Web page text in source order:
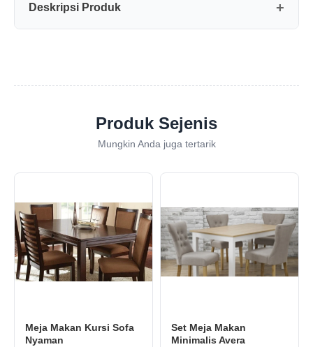
Deskripsi Produk
Produk Sejenis
Mungkin Anda juga tertarik
Meja Makan Kursi Sofa
Nyaman
Set Meja Makan
Minimalis Avera